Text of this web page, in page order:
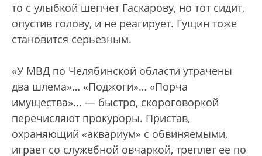
то с улыбкой шепчет Гаскарову, но тот сидит,
опустив голову, и не реагирует. Гущин тоже
становится серьезным.
«У МВД по Челябинской области утрачены
два шлема»… «Поджоги»… «Порча
имущества»... — быстро, скороговоркой
перечисляют прокуроры. Пристав,
охраняющий «аквариум» с обвиняемыми,
играет со служебной овчаркой, треплет ее по